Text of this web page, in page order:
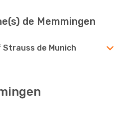
de Memmingen
de Munich